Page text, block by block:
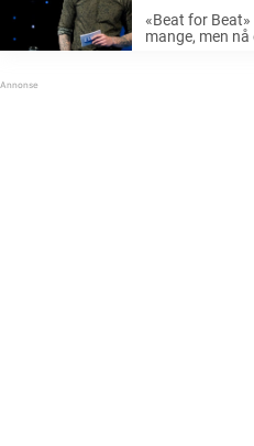
«Beat for
mange, men